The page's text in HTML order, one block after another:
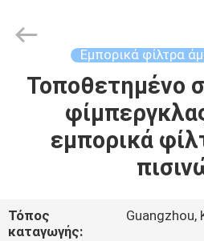
ΣΠΊΤΙ
ΠΡΟΪΌΝΤΑ
ΕΜΕΊΣ
co,.ltd.
Εμπορικά φίλτρα
Τοποθετημένο
εμπορικά
Τόπος
καταγωγής:
Guangzhou,